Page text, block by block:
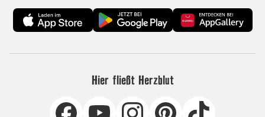
Hier fließt Herzblut